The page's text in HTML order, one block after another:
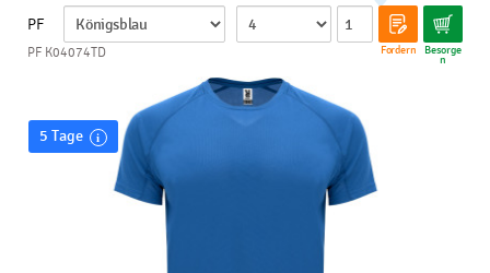
PF
Fordern Besorge
n
PF K04074TD
5 Tage